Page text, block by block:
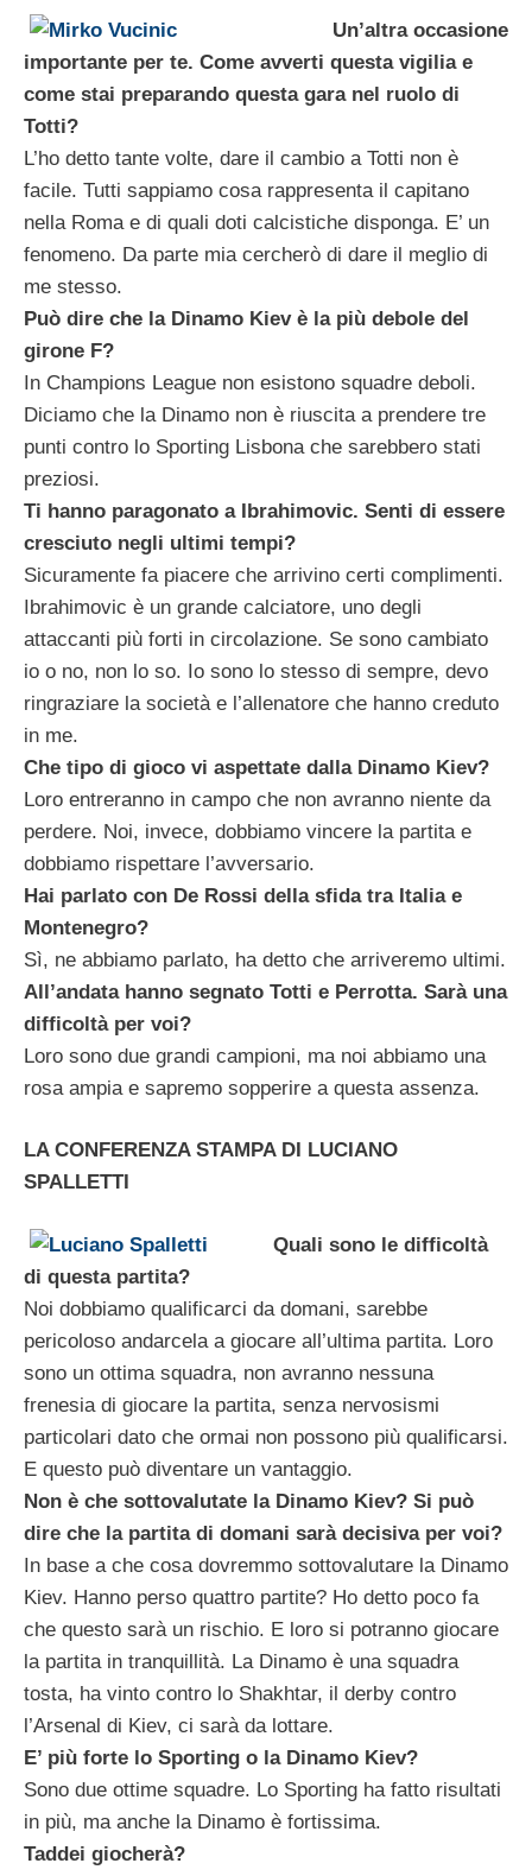
Un’altra occasione
importante per te. Come avverti questa vigilia e
come stai preparando questa gara nel ruolo di
Totti?
L’ho detto tante volte, dare il cambio a Totti non è
facile. Tutti sappiamo cosa rappresenta il capitano
nella Roma e di quali doti calcistiche disponga. E’ un
fenomeno. Da parte mia cercherò di dare il meglio di
me stesso.
Può dire che la Dinamo Kiev è la più debole del
girone F?
In Champions League non esistono squadre deboli.
Diciamo che la Dinamo non è riuscita a prendere tre
punti contro lo Sporting Lisbona che sarebbero stati
preziosi.
Ti hanno paragonato a Ibrahimovic. Senti di essere
cresciuto negli ultimi tempi?
Sicuramente fa piacere che arrivino certi complimenti.
Ibrahimovic è un grande calciatore, uno degli
attaccanti più forti in circolazione. Se sono cambiato
io o no, non lo so. Io sono lo stesso di sempre, devo
ringraziare la società e l’allenatore che hanno creduto
in me.
Che tipo di gioco vi aspettate dalla Dinamo Kiev?
Loro entreranno in campo che non avranno niente da
perdere. Noi, invece, dobbiamo vincere la partita e
dobbiamo rispettare l’avversario.
Hai parlato con De Rossi della sfida tra Italia e
Montenegro?
Sì, ne abbiamo parlato, ha detto che arriveremo ultimi.
All’andata hanno segnato Totti e Perrotta. Sarà una
difficoltà per voi?
Loro sono due grandi campioni, ma noi abbiamo una
rosa ampia e sapremo sopperire a questa assenza.
LA CONFERENZA STAMPA DI LUCIANO
SPALLETTI
Quali sono le difficoltà
di questa partita?
Noi dobbiamo qualificarci da domani, sarebbe
pericoloso andarcela a giocare all’ultima partita. Loro
sono un ottima squadra, non avranno nessuna
frenesia di giocare la partita, senza nervosismi
particolari dato che ormai non possono più qualificarsi.
E questo può diventare un vantaggio.
Non è che sottovalutate la Dinamo Kiev? Si può
dire che la partita di domani sarà decisiva per voi?
In base a che cosa dovremmo sottovalutare la Dinamo
Kiev. Hanno perso quattro partite? Ho detto poco fa
che questo sarà un rischio. E loro si potranno giocare
la partita in tranquillità. La Dinamo è una squadra
tosta, ha vinto contro lo Shakhtar, il derby contro
l’Arsenal di Kiev, ci sarà da lottare.
E’ più forte lo Sporting o la Dinamo Kiev?
Sono due ottime squadre. Lo Sporting ha fatto risultati
in più, ma anche la Dinamo è fortissima.
Taddei giocherà?